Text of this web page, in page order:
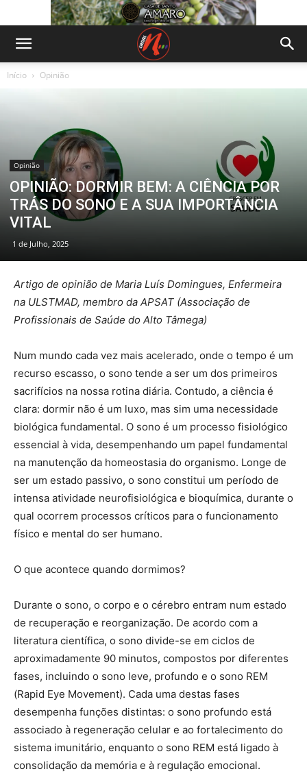
Início Opinião
Opinião
OPINIÃO: DORMIR BEM: A CIÊNCIA POR
TRÁS DO SONO E A SUA IMPORTÂNCIA
VITAL
1 de Julho, 2025
Artigo de opinião de Maria Luís Domingues, Enfermeira
na ULSTMAD, membro da APSAT (Associação de
Profissionais de Saúde do Alto Tâmega)
Num mundo cada vez mais acelerado, onde o tempo é um
recurso escasso, o sono tende a ser um dos primeiros
sacrifícios na nossa rotina diária. Contudo, a ciência é
clara: dormir não é um luxo, mas sim uma necessidade
biológica fundamental. O sono é um processo fisiológico
essencial à vida, desempenhando um papel fundamental
na manutenção da homeostasia do organismo. Longe de
ser um estado passivo, o sono constitui um período de
intensa atividade neurofisiológica e bioquímica, durante o
qual ocorrem processos críticos para o funcionamento
físico e mental do ser humano.
O que acontece quando dormimos?
Durante o sono, o corpo e o cérebro entram num estado
de recuperação e reorganização. De acordo com a
literatura científica, o sono divide-se em ciclos de
aproximadamente 90 minutos, compostos por diferentes
fases, incluindo o sono leve, profundo e o sono REM
(Rapid Eye Movement). Cada uma destas fases
desempenha funções distintas: o sono profundo está
associado à regeneração celular e ao fortalecimento do
sistema imunitário, enquanto o sono REM está ligado à
consolidação da memória e à regulação emocional.